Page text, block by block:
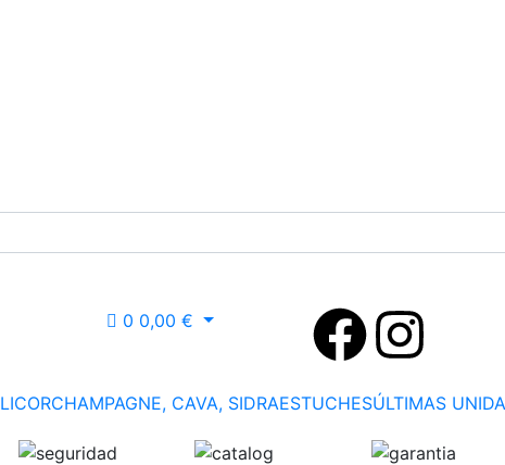
0 0,00 €
LICORCHAMPAGNE, CAVA, SIDRAESTUCHESÚLTIMAS